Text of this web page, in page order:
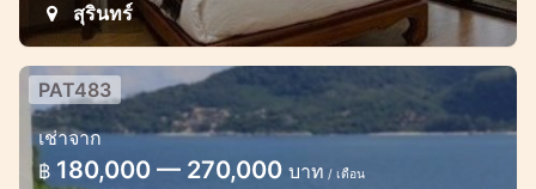
สุรินทร์
3 bedroom large villa with stunning
views
PAT483
เช่าจาก
฿ 180,000 — 270,000 บาท / เดือน